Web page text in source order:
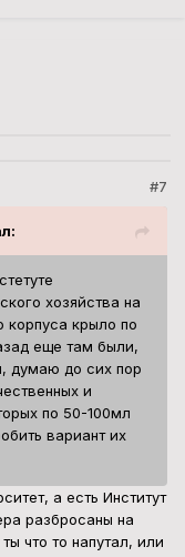
#7
хозяйства на
корпуса крыло по
еще там были,
думаю до сих пор
и
по 50-100мл
вариант их
а есть Институт
разбросаны на
что то напутал, или